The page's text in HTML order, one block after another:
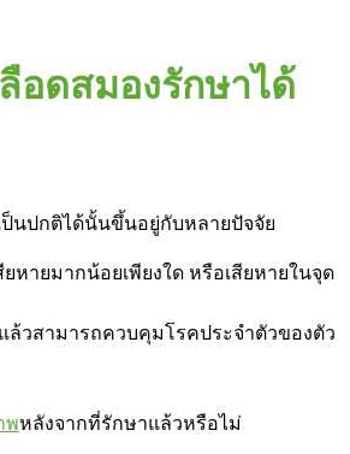
อดสมองรักษาได้
ป็นปกติได้นั้นขึ้นอยู่กับหลายปัจจัย
หายมากน้อยเพียงใด หรือเสียหายในจุด
ล้วสามารถควบคุมโรคประจำตัวของตัว
พหลังจากที่รักษาแล้วหรือไม่